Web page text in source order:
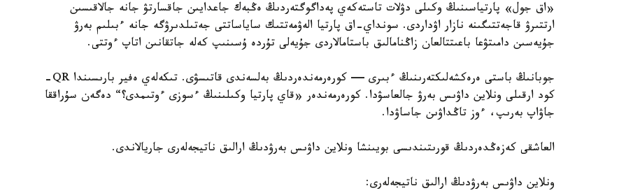
«اق جول» پارتياسىنىڭ وكىلى دۋلات تاستەكەي پەداگوگتەردىڭ ەڭبەك جاعدايىن جاقسارتۋ جانە جالاقىسىن
ارتتىرۋ قاجەتتىگىنە نازار اۋداردى. سونداي-اق پارتيا الەۋمەتتىك ساياساتتى جەتىلدىرۋگە جانە ءبىلىم بەرۋ
جۇيەسىن دامىتۋعا باعىتتالعان زاڭنامالىق باستامالاردى جۇيەلى تۇردە ۇسىنىپ كەلە جاتقانىن اتاپ ءوتتى.
جوبانىڭ باستى ەرەكشەلىكتەرىنىڭ ءبىرى — كورەرمەندەردىڭ بەلسەندى قاتىسۋى. تىكەلەي ەفير بارىسىندا QR-
كود ارقىلى ونلاين داۋىس بەرۋ جالعاسۋدا. كورەرمەندەر «قاي پارتيا وكىلىنىڭ ءسوزى ءوتىمدى؟“ دەگەن سۇراققا
جاۋاپ بەرىپ، ءوز تاڭداۋىن جاساۋدا.
العاشقى كەزەڭدەردىڭ قورىتىندىسى بويىنشا ونلاين داۋىس بەرۋدىڭ ارالىق ناتيجەلەرى جاريالاندى.
ونلاين داۋىس بەرۋدىڭ ارالىق ناتيجەلەرى: